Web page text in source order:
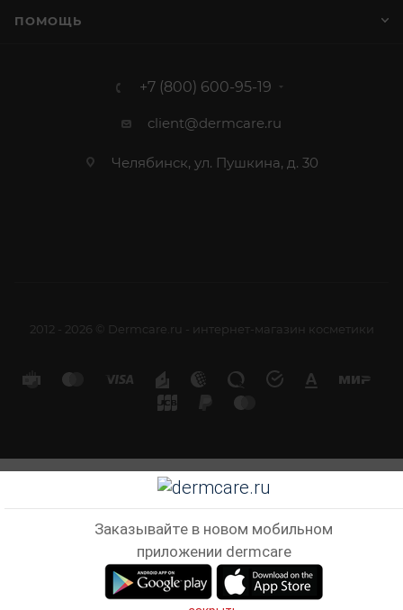
ПОМОЩЬ
+7 (800) 600-95-19
client@dermcare.ru
Челябинск, ул. Пушкина, д. 30
2012 - 2026 © Dermcare.ru - интернет-магазин косметики
Заказывайте в новом мобильном
приложении dermcare